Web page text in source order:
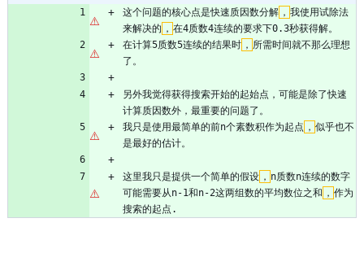
这个问题的核心点是快速质因数分解 ， 我使用试除法
来解决的 ， 在4质数4连续的要求下0.3秒获得解。
在计算5质数5连续的结果时 ， 所需时间就不那么理想
了。
另外我觉得获得搜索开始的起始点，可能是除了快速
计算质因数外，最重要的问题了。
我只是使用最简单的前n个素数积作为起点 ， 似乎也不
是最好的估计。
这里我只是提供一个简单的假设 ， n质数n连续的数字
可能需要从n-1和n-2这两组数的平均数位之和 ， 作为
搜索的起点.